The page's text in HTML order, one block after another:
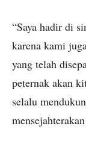
“Saya hadir di
karena kami
yang telah
peternak akan
selalu